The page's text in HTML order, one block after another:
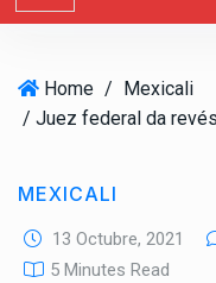
Home / Mexicali
MEXICALI
13 Octubre, 2021
5 Minutes Read